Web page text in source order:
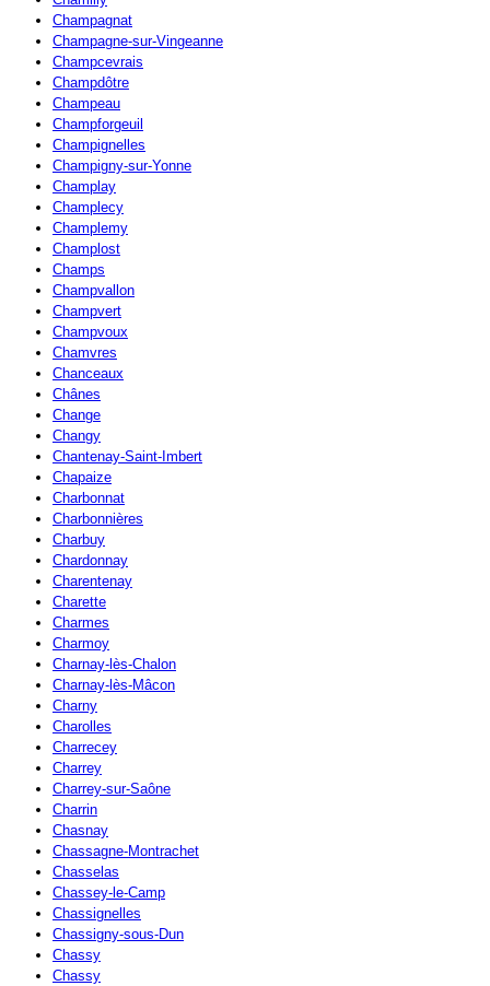
Champagnat
Champagne-sur-Vingeanne
Champcevrais
Champdôtre
Champeau
Champforgeuil
Champignelles
Champigny-sur-Yonne
Champlay
Champlecy
Champlemy
Champlost
Champs
Champvallon
Champvert
Champvoux
Chamvres
Chanceaux
Chânes
Change
Changy
Chantenay-Saint-Imbert
Chapaize
Charbonnat
Charbonnières
Charbuy
Chardonnay
Charentenay
Charette
Charmes
Charmoy
Charnay-lès-Chalon
Charnay-lès-Mâcon
Charny
Charolles
Charrecey
Charrey
Charrey-sur-Saône
Charrin
Chasnay
Chassagne-Montrachet
Chasselas
Chassey-le-Camp
Chassignelles
Chassigny-sous-Dun
Chassy
Chassy